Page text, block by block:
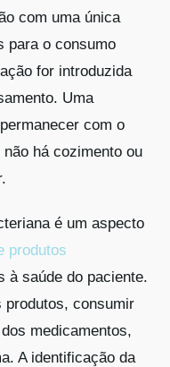
com uma única
para o consumo
for introduzida
Uma
com o
há cozimento ou
é um aspecto
produtos
à saúde do paciente.
produtos, consumir
medicamentos,
A identificação da